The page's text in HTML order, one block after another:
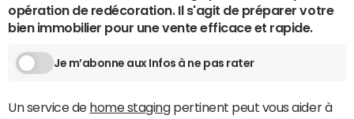
opération de redécoration. Il s'agit de préparer votre
bien immobilier pour une vente efficace et rapide.
Je m’abonne aux Infos à ne pas rater
Un service de home stagingpertinent peut vous aider à